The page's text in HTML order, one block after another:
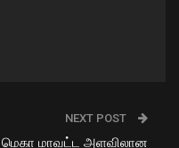
NEXT POST
மெகா மாவட்ட அளவிலான